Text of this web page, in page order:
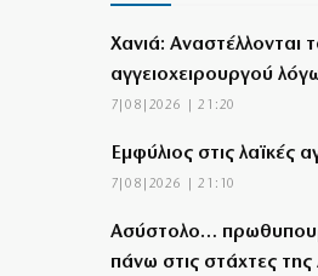
Χανιά: Αναστέλλονται
αγγειοχειρουργού
7|08|2026 | 21:20
Εμφύλιος στις λαϊκές
7|08|2026 | 21:10
Ασύστολο…
πάνω στις στάχτες της